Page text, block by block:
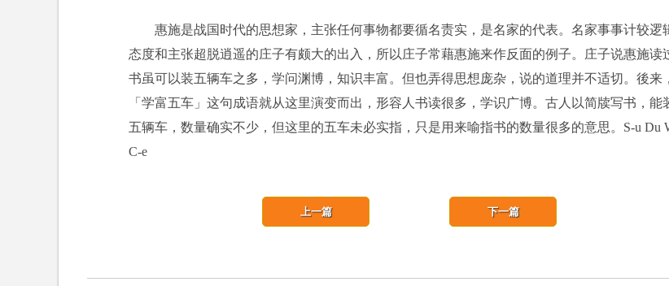
惠施是战国时代的思想家，主张任何事物都要循名责实，是名家的代表。名家事事计较逻
态度和主张超脱逍遥的庄子有颇大的出入，所以庄子常藉惠施来作反面的例子。庄子说惠施读
书虽可以装五辆车之多，学问渊博，知识丰富。但也弄得思想庞杂，说的道理并不适切。後来，
「学富五车」这句成语就从这里演变而出，形容人书读很多，学识广博。古人以简牍写书，能
五辆车，数量确实不少，但这里的五车未必实指，只是用来喻指书的数量很多的意思。S-u Du
C-e
下一篇
上一篇